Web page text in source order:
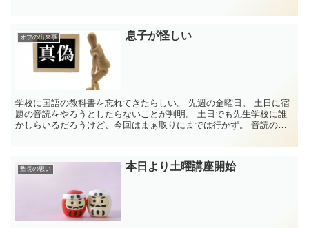
オフの出来事 息子が怪しい
学校に国語の教科書を忘れてきたらしい。 先週の金曜日。 土日に宿
題の音読をやろうとしたらないことが判明。 土日でも先生学校に誰
かしらいるだろうけど、今回はまぁ取りにまでは行かず。 音読の宿
塾長の思い 本日より土曜講座開始